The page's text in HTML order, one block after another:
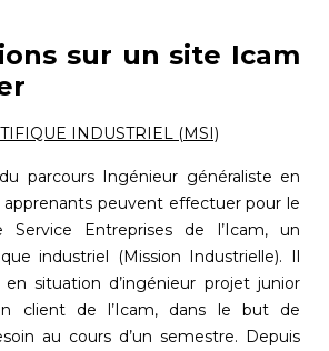
sur un site Icam
INDUSTRIEL (MSI)
parcours Ingénieur généraliste en
apprenants peuvent effectuer pour le
Entreprises de l’Icam, un
industriel (Mission Industrielle). Il
en situation d’ingénieur projet junior
client de l’Icam, dans le but de
au cours d’un semestre. Depuis